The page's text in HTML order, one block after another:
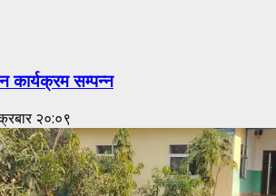
कार्यक्रम सम्पन्न
२०:०९